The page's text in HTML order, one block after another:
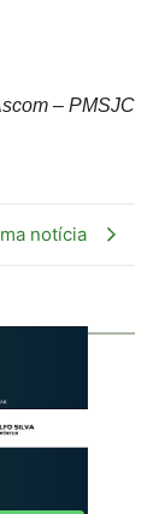
– PMSJC
notícia